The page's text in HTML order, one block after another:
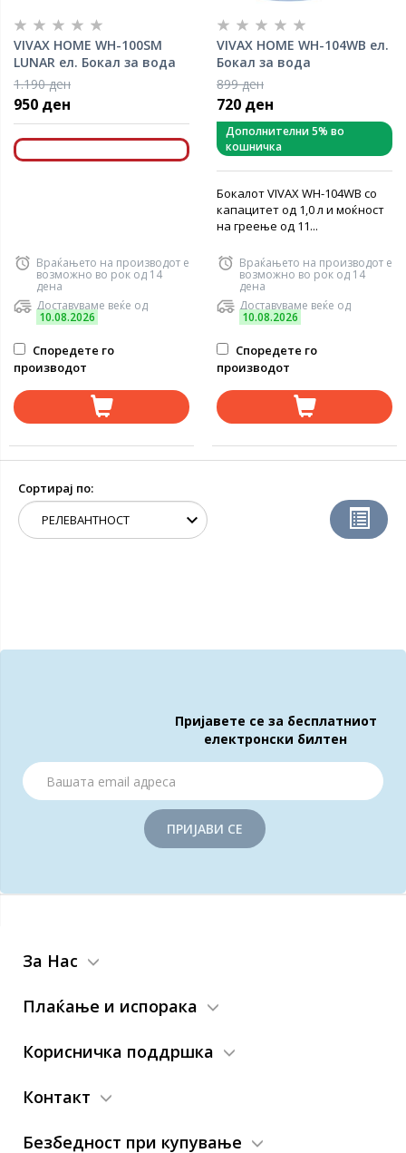
VIVAX HOME WH-100SM
LUNAR ел. Бокал за вода
1.190 ден
950 ден
Враќањето на производот е
возможно во рок од 14
дена
Доставуваме веќе од
10.08.2026
Споредете го
производот
VIVAX HOME WH-104WB ел.
Бокал за вода
899 ден
720 ден
Дополнителни 5% во
кошничка
Бокалот VIVAX WH-104WB со
капацитет од 1,0 л и моќност
на греење од 11...
Враќањето на производот е
возможно во рок од 14
дена
Доставуваме веќе од
10.08.2026
Споредете го
производот
Сортирај по:
Пријавете се за бесплатниот
електронски билтен
ПРИЈАВИ СЕ
За Нас
Плаќање и испорака
Корисничка поддршка
Контакт
Безбедност при купување